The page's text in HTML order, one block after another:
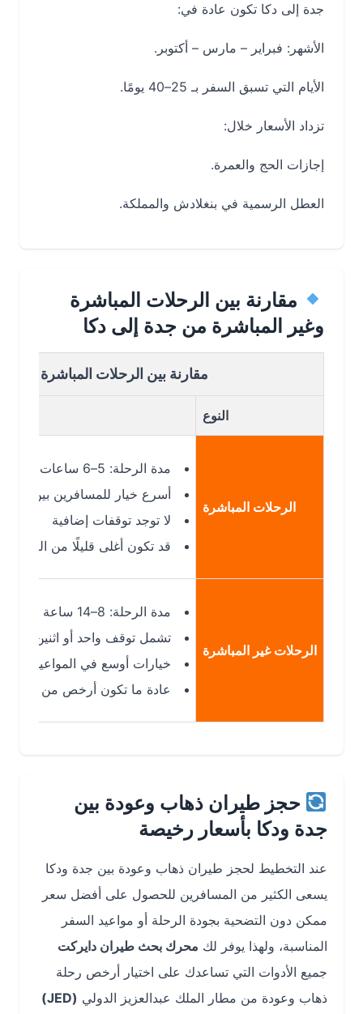
جدة إلى دكا تكون عادة في:
الأشهر: فبراير – مارس – أكتوبر.
الأيام التي تسبق السفر بـ 25–40 يومًا.
تزداد الأسعار خلال:
إجازات الحج والعمرة.
العطل الرسمية في بنغلادش والمملكة.
مقارنة بين الرحلات المباشرة
وغير المباشرة من جدة إلى دكا
مقارنة بين الرحلات المباشرة وغير
الرحلات المباشرة
مدة الرحلة: 5–6 ساعات فقط
أسرع خيار للمسافرين بين JED وDAC
لا توجد توقفات إضافية
قد تكون أغلى قليلًا من الرحلات غير
الرحلات غير المباشرة
مدة الرحلة: 8–14 ساعة
تشمل توقف واحد أو اثنين (دبي –
خيارات أوسع في المواعيد
عادة ما تكون أرخص من الرحلات
حجز طيران ذهاب وعودة بين
جدة ودكا بأسعار رخيصة
عند التخطيط لحجز طيران ذهاب وعودة بين جدة ودكا
يسعى الكثير من المسافرين للحصول على أفضل سعر
ممكن دون التضحية بجودة الرحلة أو مواعيد السفر
المناسبة، ولهذا يوفر لكمحرك بحث طيران دايركت
جميع الأدوات التي تساعدك على اختيار أرخص رحلة
ذهاب وعودة من مطار الملك عبدالعزيز الدولي(JED)